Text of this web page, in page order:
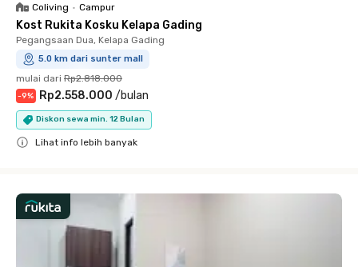
Coliving • Campur
Kost Rukita Kosku Kelapa Gading
Pegangsaan Dua, Kelapa Gading
5.0 km dari sunter mall
mulai dari Rp2.818.000
-9% Rp2.558.000 /bulan
Diskon sewa min. 12 Bulan
Lihat info lebih banyak